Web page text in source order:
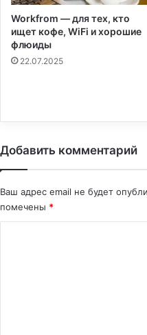
Workfrom — для тех, кто
ищет кофе, WiFi и хорошие
флюиды
22.07.2025
Добавить комментарий
Ваш адрес email не будет
помечены *